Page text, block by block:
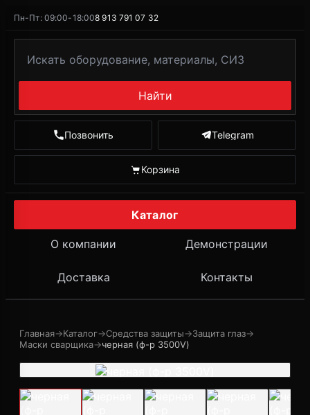
Пн-Пт: 09:00-18:008 913 791 07 32
Найти
Позвонить Telegram
Корзина
Каталог
О компании Демонстрации
Доставка Контакты
Главная→Каталог→Средства защиты→Защита глаз→
Маски сварщика→черная (ф-р 3500V)